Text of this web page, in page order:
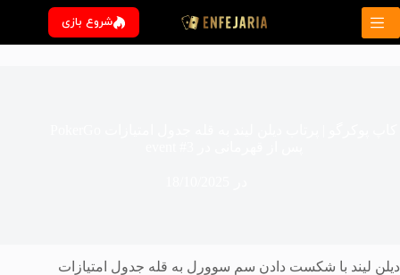
پرش
محتوا
شروع بازی
دیلن لیند با شکست دادن سم سوورل به قله جدول امتیازات